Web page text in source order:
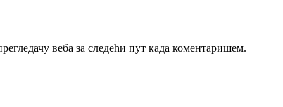
веба за следећи пут када коментаришем.